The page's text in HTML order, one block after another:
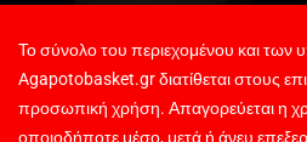
Το σύνολο του περιεχομένου και των
Agapotobasket.gr διατίθεται στους
προσωπική χρήση. Απαγορεύεται η
οποιοδήποτε μέσο, μετά ή άνευ